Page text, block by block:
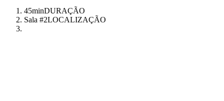
45minDURAÇÃO
Sala #2LOCALIZAÇÃO